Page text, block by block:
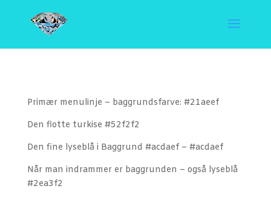
Primær menulinje – baggrundsfarve: #21aeef
Den flotte turkise #52f2f2
Den fine lyseblå i Baggrund #acdaef – #acdaef
Når man indrammer er baggrunden – også lyseblå
#2ea3f2